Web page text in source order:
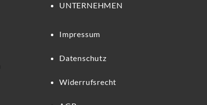
UNTERNEHMEN
Impressum
Datenschutz
Widerrufsrecht